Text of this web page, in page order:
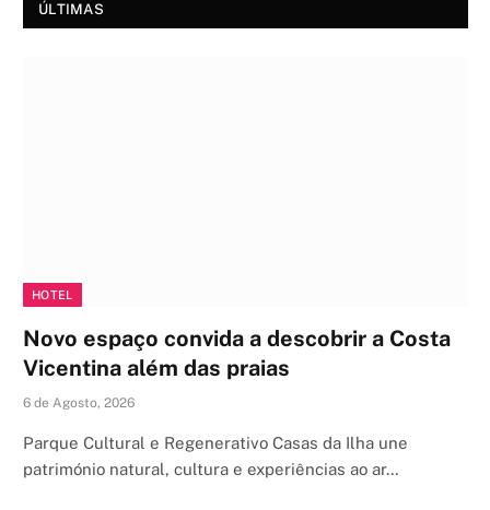
ÚLTIMAS
HOTEL
Novo espaço convida a descobrir a Costa
Vicentina além das praias
6 de Agosto, 2026
Parque Cultural e Regenerativo Casas da Ilha une
património natural, cultura e experiências ao ar…